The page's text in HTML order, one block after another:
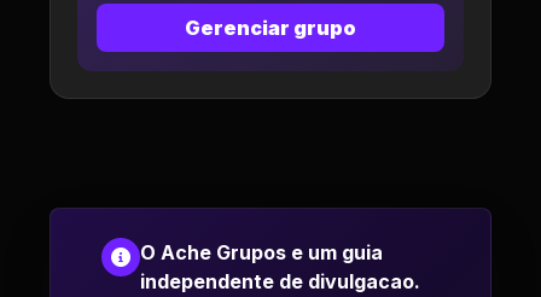
Gerenciar grupo
O Ache Grupos e um guia
independente de divulgacao.